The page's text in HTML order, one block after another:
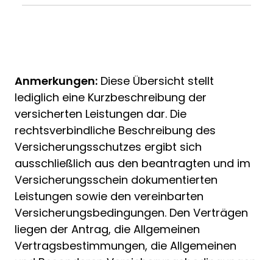
Anmerkungen: Diese Übersicht stellt
lediglich eine Kurzbeschreibung der
versicherten Leistungen dar. Die
rechtsverbindliche Beschreibung des
Versicherungsschutzes ergibt sich
ausschließlich aus den beantragten und im
Versicherungsschein dokumentierten
Leistungen sowie den vereinbarten
Versicherungsbedingungen. Den Verträgen
liegen der Antrag, die Allgemeinen
Vertragsbestimmungen, die Allgemeinen